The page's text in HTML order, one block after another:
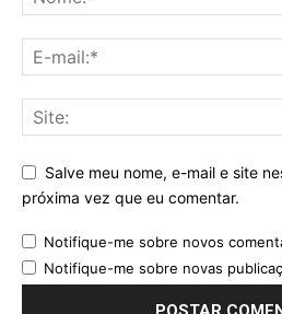
Salve meu nome, e-mail e site
próxima vez que eu comentar.
Notifique-me sobre novos
Notifique-me sobre novas